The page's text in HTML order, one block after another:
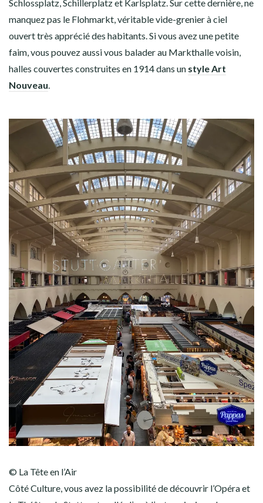
Schlossplatz, Schillerplatz et Karlsplatz. Sur cette dernière, ne
manquez pas le Flohmarkt, véritable vide-grenier à ciel
ouvert très apprécié des habitants. Si vous avez une petite
faim, vous pouvez aussi vous balader au Markthalle voisin,
halles couvertes construites en 1914 dans un style Art
Nouveau
© La Tête en l’Air
Côté Culture, vous avez la possibilité de découvrir l’Opéra et